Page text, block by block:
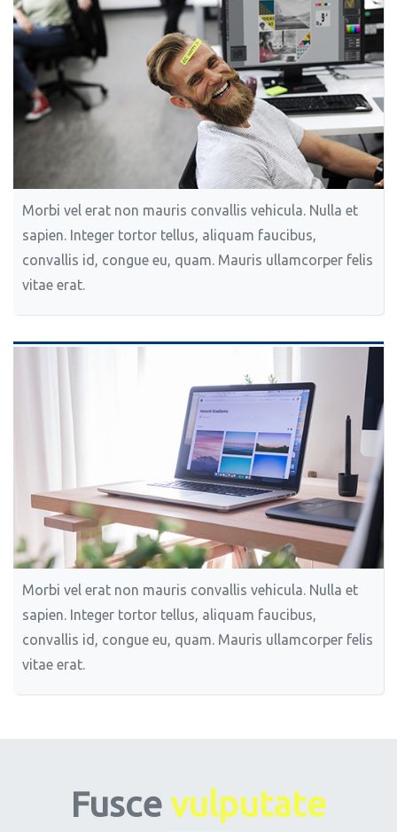
Morbi vel erat non mauris convallis vehicula. Nulla et
sapien. Integer tortor tellus, aliquam faucibus,
convallis id, congue eu, quam. Mauris ullamcorper felis
vitae erat.
Morbi vel erat non mauris convallis vehicula. Nulla et
sapien. Integer tortor tellus, aliquam faucibus,
convallis id, congue eu, quam. Mauris ullamcorper felis
vitae erat.
Fusce vulputate